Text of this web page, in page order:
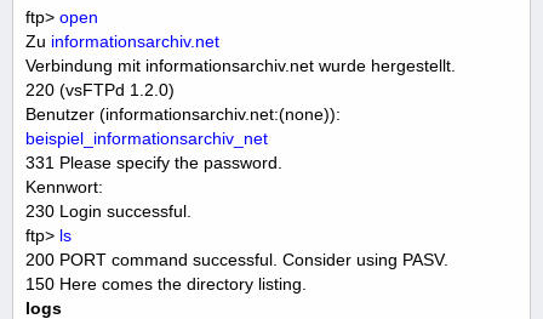
ftp> open
Zu informationsarchiv.net
Verbindung mit informationsarchiv.net wurde hergestellt.
220 (vsFTPd 1.2.0)
Benutzer (informationsarchiv.net:(none)):
beispiel_informationsarchiv_net
331 Please specify the password.
Kennwort:
230 Login successful.
ftp> ls
200 PORT command successful. Consider using PASV.
150 Here comes the directory listing.
logs